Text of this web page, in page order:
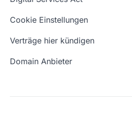
Schön, dass ich dir
Tut mir leid, du erreichst
+49 (0) 451 / 70 99 70
Schön, dass ich dir
Tut mir leid, du erreichst
+49 (0) 451 / 70 99 70
Domain Umzug
Wie ist meine IP?
Email Adresse erstellen
Cookie Einstellungen
Verträge hier kündigen
Domain Anbieter